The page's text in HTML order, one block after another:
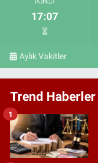
17:07
Aylık Vakitler
Trend Haberler
1